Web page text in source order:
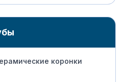
коронки